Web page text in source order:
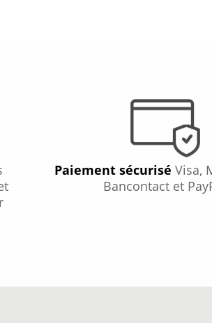
Paiement sécurisé Visa,
Bancontact et